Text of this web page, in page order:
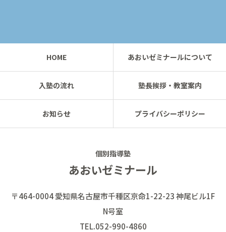
HOME あおいゼミナールについて
入塾の流れ 塾長挨拶・教室案内
お知らせ プライバシーポリシー
個別指導塾
あおいゼミナール
〒464-0004 愛知県名古屋市千種区京命1-22-23 神尾ビル1F
N号室
TEL.052-990-4860